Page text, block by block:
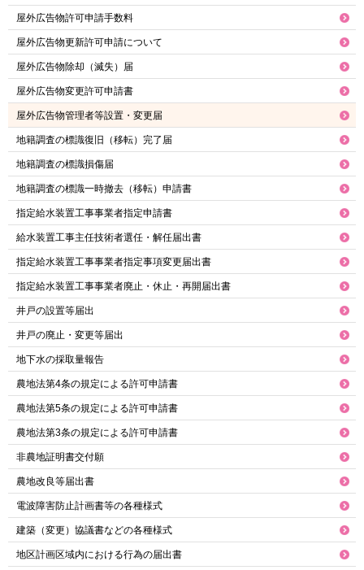
屋外広告物許可申請手数料
屋外広告物更新許可申請について
屋外広告物除却（滅失）届
屋外広告物変更許可申請書
屋外広告物管理者等設置・変更届
地籍調査の標識復旧（移転）完了届
地籍調査の標識損傷届
地籍調査の標識一時撤去（移転）申請書
指定給水装置工事事業者指定申請書
給水装置工事主任技術者選任・解任届出書
指定給水装置工事事業者指定事項変更届出書
指定給水装置工事事業者廃止・休止・再開届出書
井戸の設置等届出
井戸の廃止・変更等届出
地下水の採取量報告
農地法第4条の規定による許可申請書
農地法第5条の規定による許可申請書
農地法第3条の規定による許可申請書
非農地証明書交付願
農地改良等届出書
電波障害防止計画書等の各種様式
建築（変更）協議書などの各種様式
地区計画区域内における行為の届出書